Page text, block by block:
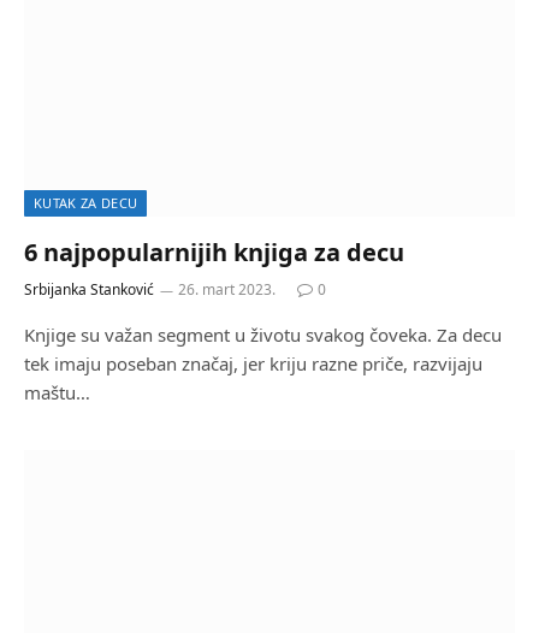
KUTAK ZA DECU
6 najpopularnijih knjiga za decu
Srbijanka Stanković 26. mart 2023. 0
Knjige su važan segment u životu svakog čoveka. Za decu
tek imaju poseban značaj, jer kriju razne priče, razvijaju
maštu…